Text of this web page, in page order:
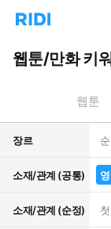
리
홈
으
턴
트
웹툰/만화 키
웹툰
장르
소재/관계 (공통)
소재/관계 (순정)